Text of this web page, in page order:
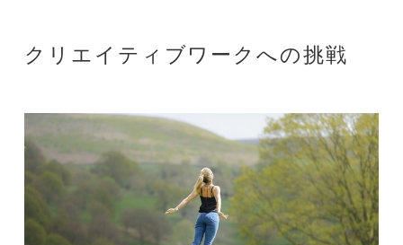
クリエイティブワークへの挑戦